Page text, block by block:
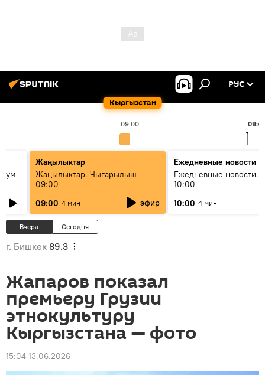
Кыргызстан
РУС
09:00
Жаңылыктар
Жаңылыктар. Чыгарылыш
09:00
09:00 4 мин эфир
Ежедневные новости
Ежедневные новости.
10:00
10:00 4 мин
Вчера Сегодня
г. Бишкек 89.3
Жапаров показал
премьеру Грузии
этнокультуру
Кыргызстана — фото
15:04 13.06.2026